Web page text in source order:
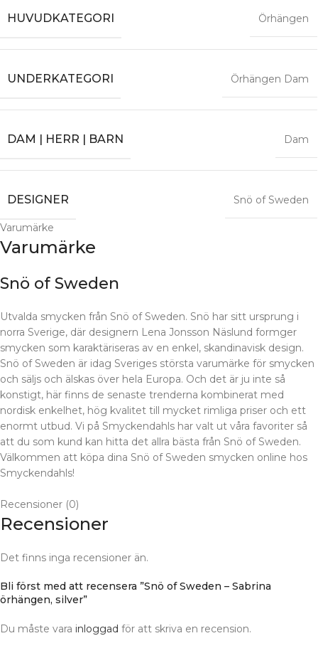
HUVUDKATEGORI Örhängen
UNDERKATEGORI Örhängen Dam
DAM | HERR | BARN Dam
DESIGNER Snö of Sweden
Varumärke
Varumärke
Snö of Sweden
Utvalda smycken från Snö of Sweden. Snö har sitt ursprung i
norra Sverige, där designern Lena Jonsson Näslund formger
smycken som karaktäriseras av en enkel, skandinavisk design.
Snö of Sweden är idag Sveriges största varumärke för smycken
och säljs och älskas över hela Europa. Och det är ju inte så
konstigt, här finns de senaste trenderna kombinerat med
nordisk enkelhet, hög kvalitet till mycket rimliga priser och ett
enormt utbud. Vi på Smyckendahls har valt ut våra favoriter så
att du som kund kan hitta det allra bästa från Snö of Sweden.
Välkommen att köpa dina Snö of Sweden smycken online hos
Smyckendahls!
Recensioner (0)
Recensioner
Det finns inga recensioner än.
Bli först med att recensera ”Snö of Sweden – Sabrina
örhängen, silver”
Du måste vara inloggad för att skriva en recension.